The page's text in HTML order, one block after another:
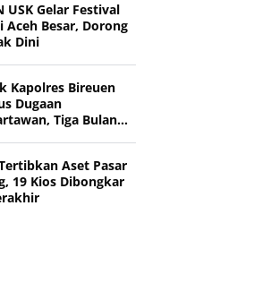
USK Gelar Festival
Aceh Besar, Dorong
Dini
Kapolres Bireuen
Dugaan
Tiga Bulan
Aset Pasar
19 Kios Dibongkar